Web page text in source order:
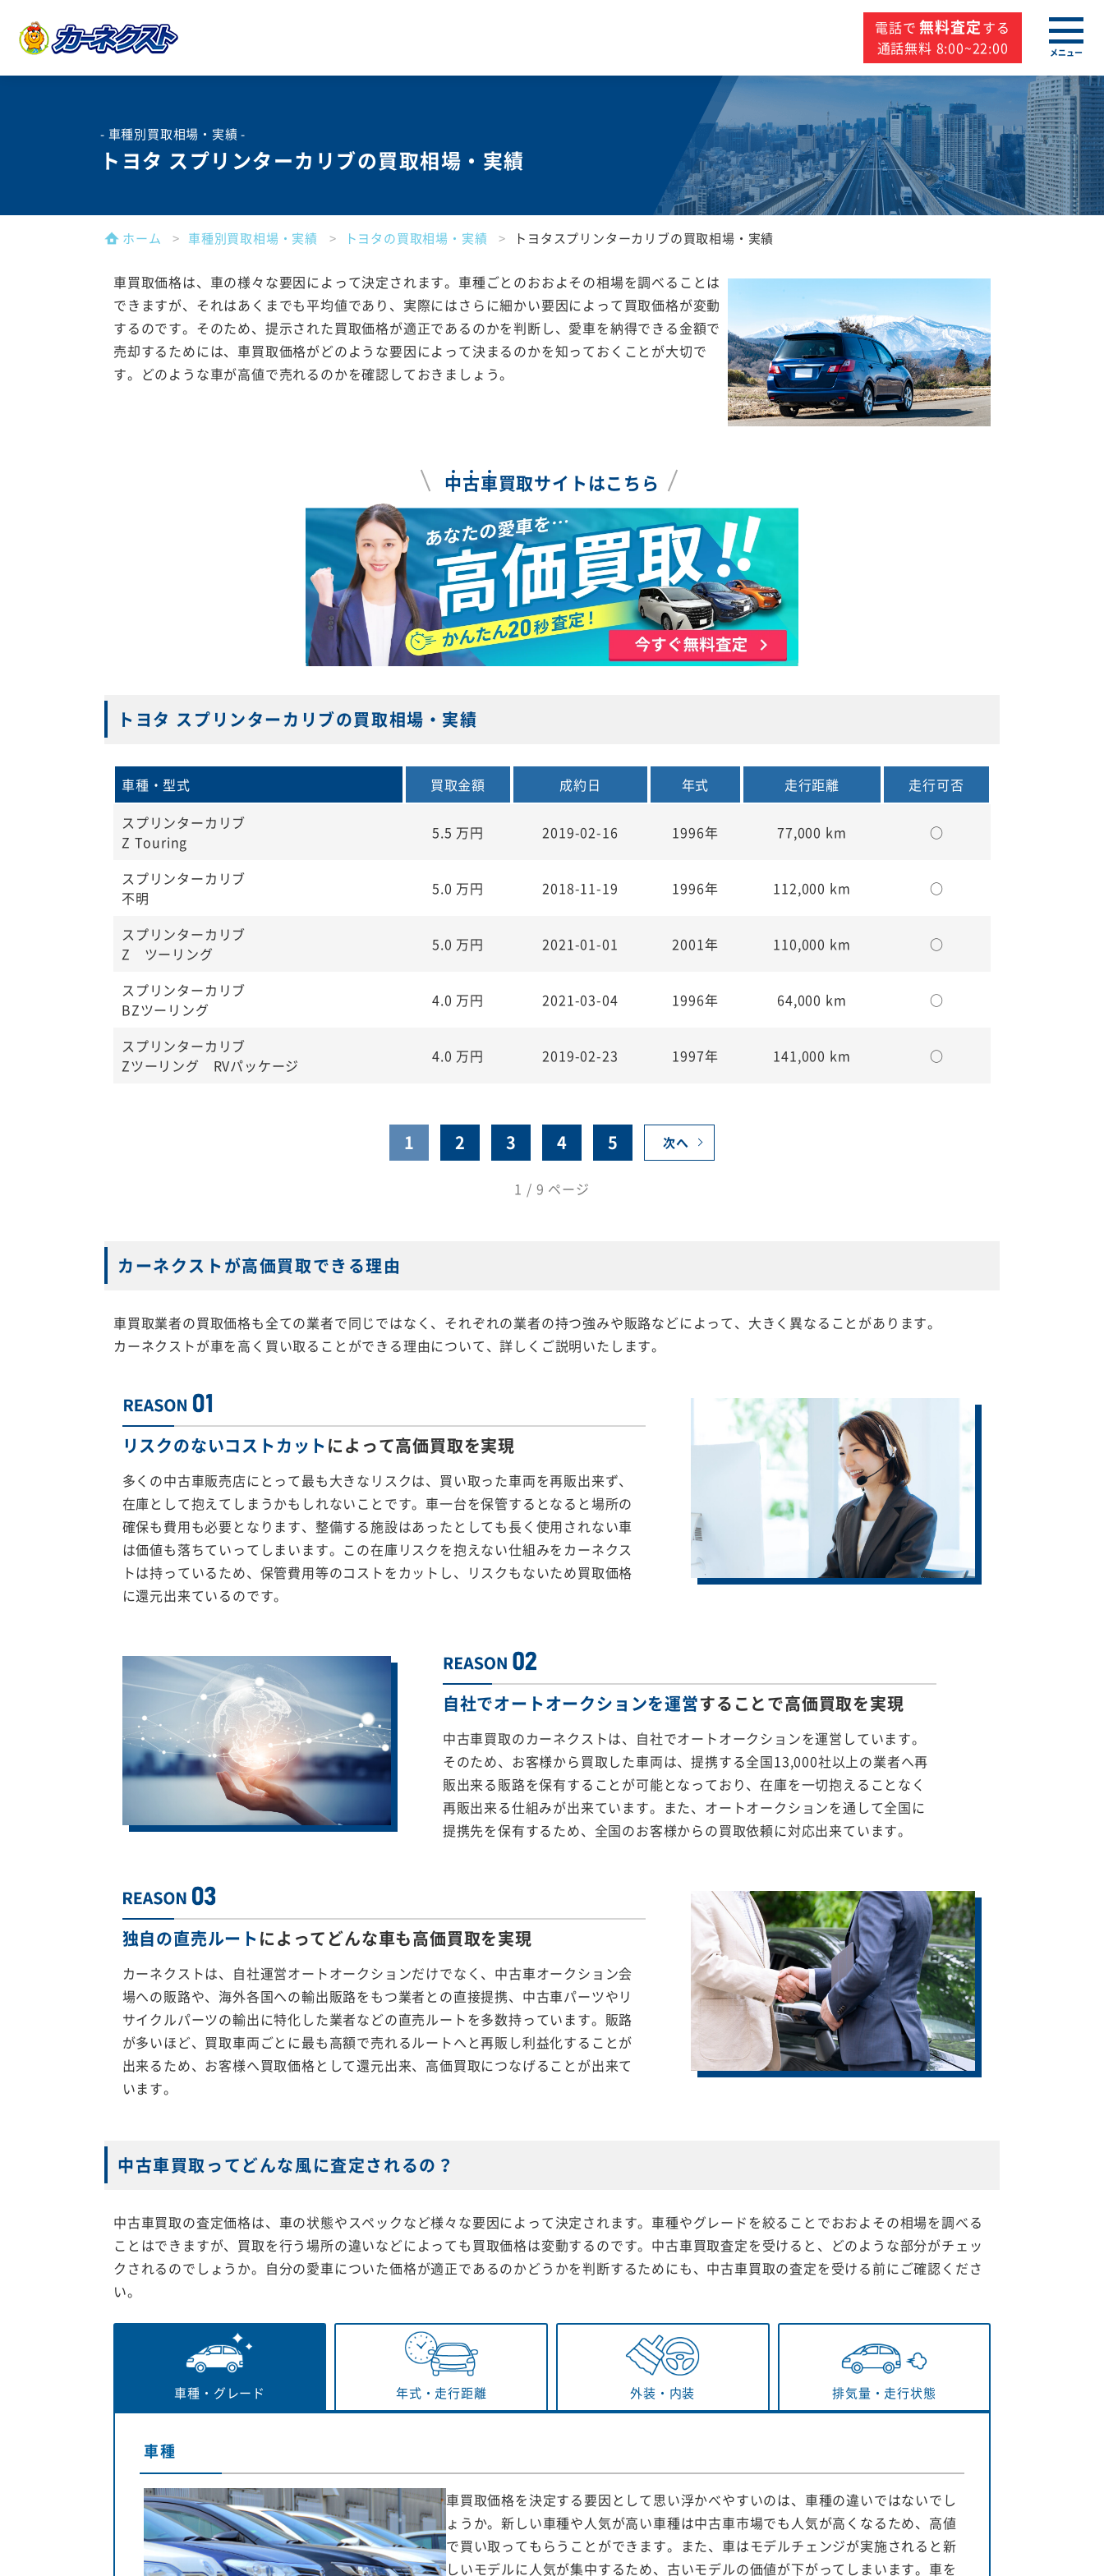
電話で 無料査定する
通話無料 8:00~22:00
メニュー
- 車種別買取相場・実績 -
トヨタ スプリンターカリブの買取相場・実績
ホーム 車種別買取相場・実績 トヨタの買取相場・実績 トヨタスプリンターカリブの買取相場・実績
車買取価格は、車の様々な要因によって決定されます。車種ごとのおおよその相場を調べることは
できますが、それはあくまでも平均値であり、実際にはさらに細かい要因によって買取価格が変動
するのです。そのため、提示された買取価格が適正であるのかを判断し、愛車を納得できる金額で
売却するためには、車買取価格がどのような要因によって決まるのかを知っておくことが大切で
す。どのような車が高値で売れるのかを確認しておきましょう。
中古車買取サイトはこちら
トヨタ スプリンターカリブの買取相場・実績
車種・型式 買取金額 成約日 年式 走行距離
走行可否
スプリンターカリブ
Z Touring
5.5 万円 2019-02-16 1996年 77,000 km ○
スプリンターカリブ
不明
5.0 万円 2018-11-19 1996年 112,000 km ○
スプリンターカリブ
Z ツーリング
5.0 万円 2021-01-01 2001年 110,000 km ○
スプリンターカリブ
BZツーリング
4.0 万円 2021-03-04 1996年 64,000 km ○
スプリンターカリブ
Zツーリング RVパッケージ
4.0 万円 2019-02-23 1997年 141,000 km ○
1 2 3 4 5 次へ
1 / 9 ページ
カーネクストが高価買取できる理由
車買取業者の買取価格も全ての業者で同じではなく、それぞれの業者の持つ強みや販路などによって、大きく異なることがあります。
カーネクストが車を高く買い取ることができる理由について、詳しくご説明いたします。
リスクのないコストカットによって高価買取を実現
多くの中古車販売店にとって最も大きなリスクは、買い取った車両を再販出来ず、
在庫として抱えてしまうかもしれないことです。車一台を保管するとなると場所の
確保も費用も必要となります、整備する施設はあったとしても長く使用されない車
は価値も落ちていってしまいます。この在庫リスクを抱えない仕組みをカーネクス
トは持っているため、保管費用等のコストをカットし、リスクもないため買取価格
に還元出来ているのです。
自社でオートオークションを運営することで高価買取を実現
中古車買取のカーネクストは、自社でオートオークションを運営しています。
そのため、お客様から買取した車両は、提携する全国13,000社以上の業者へ再
販出来る販路を保有することが可能となっており、在庫を一切抱えることなく
再販出来る仕組みが出来ています。また、オートオークションを通して全国に
提携先を保有するため、全国のお客様からの買取依頼に対応出来ています。
独自の直売ルートによってどんな車も高価買取を実現
カーネクストは、自社運営オートオークションだけでなく、中古車オークション会
場への販路や、海外各国への輸出販路をもつ業者との直接提携、中古車パーツやリ
サイクルパーツの輸出に特化した業者などの直売ルートを多数持っています。販路
が多いほど、買取車両ごとに最も高額で売れるルートへと再販し利益化することが
出来るため、お客様へ買取価格として還元出来、高価買取につなげることが出来て
います。
中古車買取ってどんな風に査定されるの？
中古車買取の査定価格は、車の状態やスペックなど様々な要因によって決定されます。車種やグレードを絞ることでおおよその相場を調べる
ことはできますが、買取を行う場所の違いなどによっても買取価格は変動するのです。中古車買取査定を受けると、どのような部分がチェッ
クされるのでしょうか。自分の愛車についた価格が適正であるのかどうかを判断するためにも、中古車買取の査定を受ける前にご確認くださ
い。
車種・ グレード 年式・ 走行距離 外装・ 内装 排気量・ 走行状態
車種
車買取価格を決定する要因として思い浮かべやすいのは、車種の違いではないでし
ょうか。新しい車種や人気が高い車種は中古車市場でも人気が高くなるため、高値
で買い取ってもらうことができます。また、車はモデルチェンジが実施されると新
しいモデルに人気が集中するため、古いモデルの価値が下がってしまいます。車を